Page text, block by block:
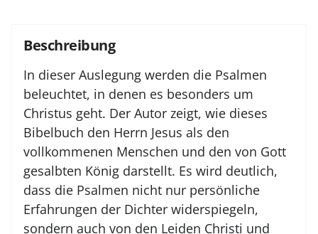
Beschreibung
In dieser Auslegung werden die Psalmen
beleuchtet, in denen es besonders um
Christus geht. Der Autor zeigt, wie dieses
Bibelbuch den Herrn Jesus als den
vollkommenen Menschen und den von Gott
gesalbten König darstellt. Es wird deutlich,
dass die Psalmen nicht nur persönliche
Erfahrungen der Dichter widerspiegeln,
sondern auch von den Leiden Christi und